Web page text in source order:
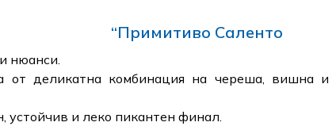
“Примитиво Саленто
нюанси.
от деликатна комбинация на череша, вишна
устойчив и леко пикантен финал.